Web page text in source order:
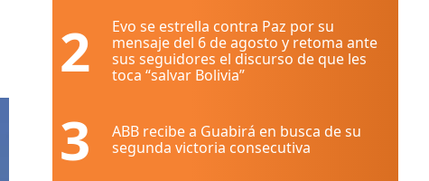
2
Evo se estrella contra Paz por su
mensaje del 6 de agosto y retoma ante
sus seguidores el discurso de que les
toca “salvar Bolivia”
3
ABB recibe a Guabirá en busca de su
segunda victoria consecutiva